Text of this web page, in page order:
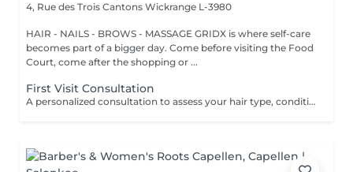
4, Rue des Trois Cantons Wickrange L-3980
HAIR - NAILS - BROWS - MASSAGE GRIDX is where self-care
becomes part of a bigger day. Come before visiting the Food
Court, come after the shopping or ...
First Visit Consultation
A personalized consultation to assess your hair type, condition, and goals helping us recommend the perfect treatments, color, or cut to suit your style and lifestyle.